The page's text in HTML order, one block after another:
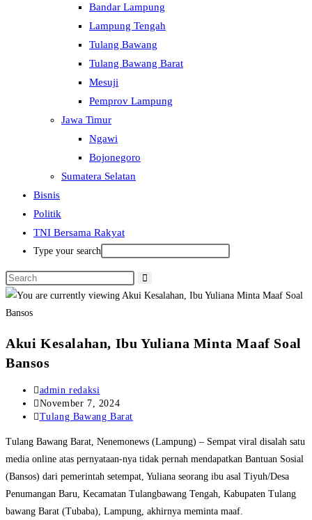
Bandar Lampung
Lampung Tengah
Tulang Bawang
Tulang Bawang Barat
Mesuji
Pemprov Lampung
Jawa Timur
Ngawi
Bojonegoro
Sumatera Selatan
Bisnis
Politik
TNI Bersama Rakyat
Type your search
Akui Kesalahan, Ibu Yuliana Minta Maaf Soal
Bansos
Post
author:
admin redaksi
Post
published:
November 7, 2024
Post
Tulang Bawang Barat
Tulang Bawang Barat, Nenemonews (Lampung) – Sempat viral disalah satu
media online atas pernyataan-nya tidak pernah mendapatkan Bantuan Sosial
(Bansos) dari pemerintah setempat, Yuliana seorang ibu asal Tiyuh/Desa
Penumangan Baru, Kecamatan Tulangbawang Tengah, Kabupaten Tulang
bawang Barat (Tubaba), Lampung, akhirnya meminta maaf.